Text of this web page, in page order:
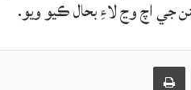
حصيداري ڪريو اي ميل ذريعي